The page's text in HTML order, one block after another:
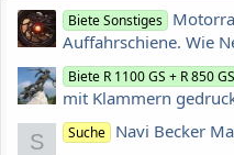
Biete Sonstiges
Auffahrschiene. Wie
Biete R 1100 GS + R 850 GS
mit Klammern
S Suche Navi Becker